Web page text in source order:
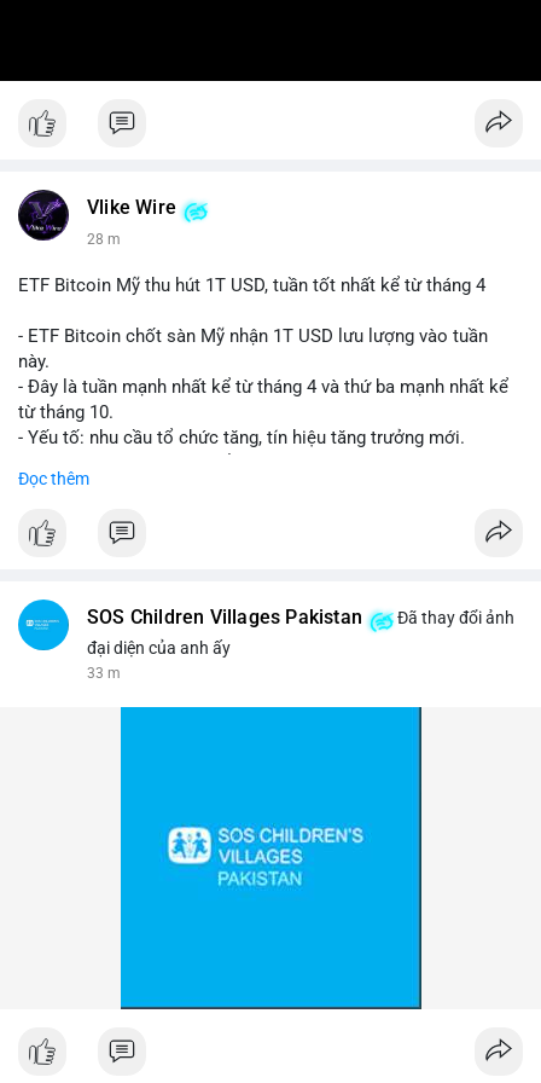
Vlike Wire
28 m
ETF Bitcoin Mỹ thu hút 1T USD, tuần tốt nhất kể từ tháng 4
- ETF Bitcoin chốt sàn Mỹ nhận 1T USD lưu lượng vào tuần
này.
- Đây là tuần mạnh nhất kể từ tháng 4 và thứ ba mạnh nhất kể
từ tháng 10.
- Yếu tố: nhu cầu tổ chức tăng, tín hiệu tăng trưởng mới.
dẫn.
#binancesquare
#vlikevn #titanbot
Đọc thêm
SOS Children Villages Pakistan
Đã thay đổi ảnh
đại diện của anh ấy
33 m